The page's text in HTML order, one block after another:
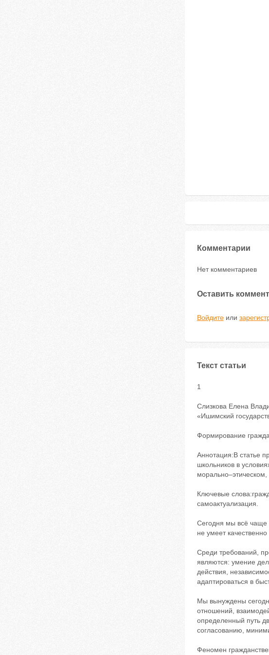
Комментарии
Нет комментариев
Оставить
Войдитеили
Текст статьи
1
Слизкова Елена
«Ишимский
Формирование
Аннотация:В статье
школьников в
морально–этическом,
Ключевые
самоактуализация.
Сегодня мы всё чаще
не умеет качественно
Среди требований,
являются: умение
действия,
адаптироваться в
Мы вынуждены
отношений,
определенный путь
согласованию,
Феномен